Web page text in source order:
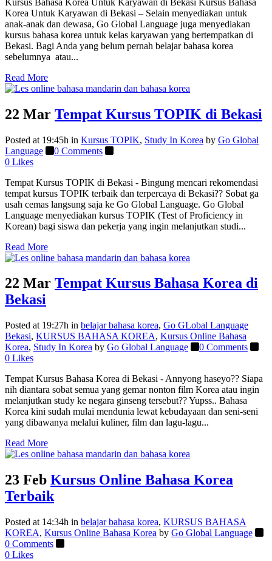
Korea Untuk Karyawan di Bekasi – Selain menyediakan untuk
anak-anak dan dewasa, Go Global Language juga menyediakan
kursus bahasa korea untuk kelas karyawan yang bertempatkan di
Bekasi. Bagi Anda yang belum pernah belajar bahasa korea
sebelumnya atau...
Read More
22 Mar Tempat Kursus TOPIK di Bekasi
Posted at 19:45h in Kursus TOPIK, Study In Korea by Go Global
Language
0 Comments
0 Likes
Tempat Kursus TOPIK di Bekasi - Bingung mencari rekomendasi
tempat kursus TOPIK terbaik dan terpercaya di Bekasi?? Sobat ga
usah cemas langsung saja ke Go Global Language. Go Global
Language menyediakan kursus TOPIK (Test of Proficiency in
Korean) bagi siswa dan pekerja yang ingin melanjutkan studi...
Read More
22 Mar Tempat Kursus Bahasa Korea di
Bekasi
Posted at 19:27h in belajar bahasa korea, Go GLobal Language
Bekasi, KURSUS BAHASA KOREA, Kursus Online Bahasa
Korea, Study In Korea by Go Global Language
0 Comments
0 Likes
Tempat Kursus Bahasa Korea di Bekasi - Annyong haseyo?? Siapa
nih diantara sobat semua yang gemar nonton film Korea atau ingin
melanjutkan study ke negara ginseng tersebut?? Yupss.. Bahasa
Korea kini sudah mulai mendunia lewat kebudayaan dan seni-seni
yang dibawanya melalui kuliner, film dan lagu-lagu...
Read More
23 Feb Kursus Online Bahasa Korea
Terbaik
Posted at 14:34h in belajar bahasa korea, KURSUS BAHASA
KOREA, Kursus Online Bahasa Korea by Go Global Language
0 Comments
0 Likes